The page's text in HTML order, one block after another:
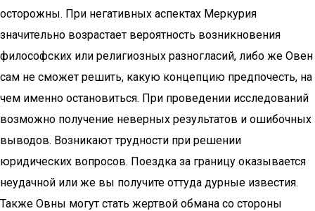
осторожны. При негативных аспектах Меркурия
значительно возрастает вероятность возникновения
философских или религиозных разногласий, либо же Овен
сам не сможет решить, какую концепцию предпочесть, на
чем именно остановиться. При проведении исследований
возможно получение неверных результатов и ошибочных
выводов. Возникают трудности при решении
юридических вопросов. Поездка за границу оказывается
неудачной или же вы получите оттуда дурные известия.
Также Овны могут стать жертвой обмана со стороны